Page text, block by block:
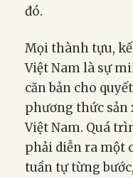
đó.
Mọi thành tựu,
Việt Nam là sự
căn bản cho
phương thức sản
Việt Nam. Quá
phải diễn ra một
tuần tự từng